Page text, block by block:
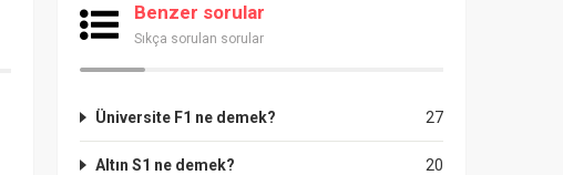
Benzer sorular
Sıkça sorulan sorular
27
Üniversite F1 ne demek?
20
Altın S1 ne demek?